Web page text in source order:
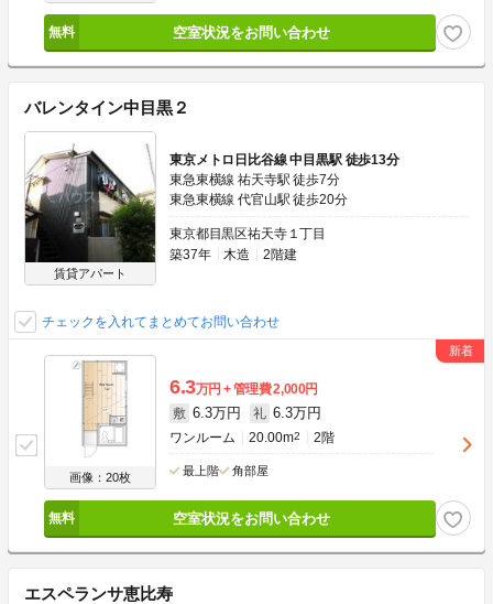
空室状況をお問い合わせ
バレンタイン中目黒２
賃貸アパート
東京メトロ日比谷線 中目黒駅 徒歩13分
東急東横線 祐天寺駅 徒歩7分
東急東横線 代官山駅 徒歩20分
東京都目黒区祐天寺１丁目
築37年
木造 2階建
チェックを入れてまとめてお問い合わせ
画像：20枚
6.3万円 管理費2,000円
敷 6.3万円 礼 6.3万円
ワンルーム 20.00m2 2階
最上階 角部屋
空室状況をお問い合わせ
エスペランサ恵比寿